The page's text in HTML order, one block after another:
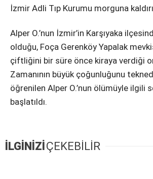
İzmir Adli Tıp Kurumu morguna
Alper O.’nun İzmir’in Karşıyaka
olduğu, Foça Gerenköy Yapalak
çiftliğini bir süre önce kiraya verdiği
Zamanının büyük çoğunluğunu
öğrenilen Alper O.’nun ölümüyle ilgili
başlatıldı.
İLGİNİZİÇEKEBİLİR